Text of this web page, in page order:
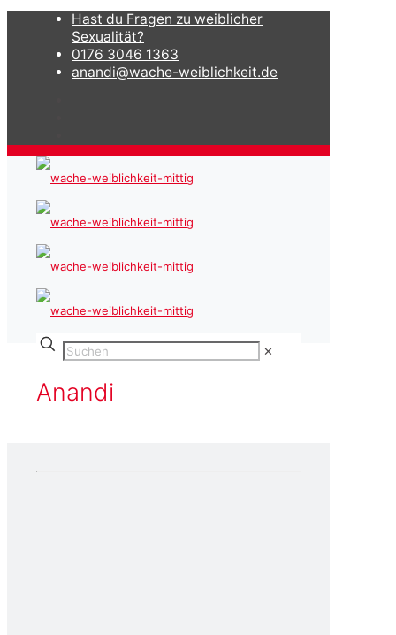
Hast du Fragen zu weiblicher
Sexualität?
0176 3046 1363
anandi@wache-weiblichkeit.de
✕
Anandi